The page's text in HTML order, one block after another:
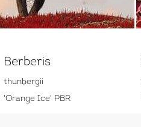
Berberis
thunbergii
'Orange Ice' PBR